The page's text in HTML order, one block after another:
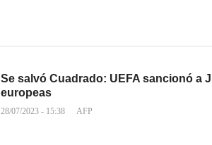
Se salvó Cuadrado: UEFA sancionó a
europeas
28/07/2023 - 15:38 AFP